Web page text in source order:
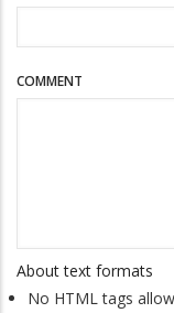
COMMENT
About text formats
No HTML tags